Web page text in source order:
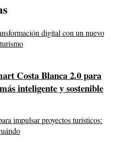
Costa Blanca 2.0 para
inteligente y sostenible